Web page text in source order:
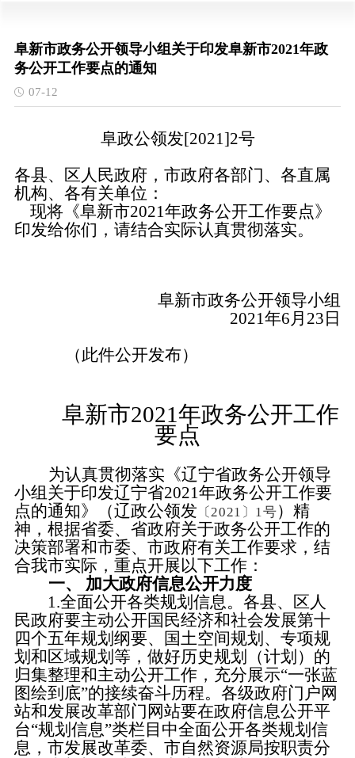
阜新市政务公开领导小组关于印发阜新市2021年政
务公开工作要点的通知
07-12
阜政公领发[2021]2号
各县、区人民政府，市政府各部门、各直属
机构、各有关单位：
现将《阜新市2021年政务公开工作要点》
印发给你们，请结合实际认真贯彻落实。
阜新市政务公开领导小组
2021年6月23日
（此件公开发布）
阜新市2021年政务公开工作
要点
为认真贯彻落实《辽宁省政务公开领导
小组关于印发辽宁省2021年政务公开工作要
点的通知》（辽政公领发 〔2021〕1号）精
神，根据省委、省政府关于政务公开工作的
决策部署和市委、市政府有关工作要求，结
合我市实际，重点开展以下工作：
一、 加大政府信息公开力度
1.全面公开各类规划信息。 各县、区人
民政府要主动公开国民经济和社会发展第十
四个五年规划纲要、国土空间规划、专项规
划和区域规划等，做好历史规划（计划）的
归集整理和主动公开工作，充分展示“一张蓝
图绘到底”的接续奋斗历程。各级政府门户网
站和发展改革部门网站要在政府信息公开平
台“规划信息”类栏目中全面公开各类规划信
息，市发展改革委、市自然资源局按职责分